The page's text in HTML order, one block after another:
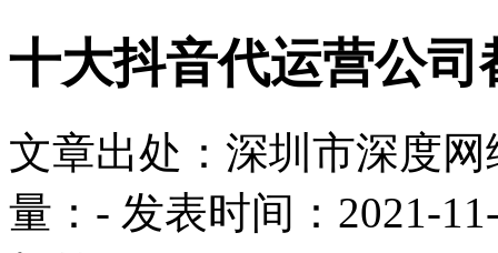
十大抖音代运营公
文章出处：深圳市深度
量： - 发表时间：2021-